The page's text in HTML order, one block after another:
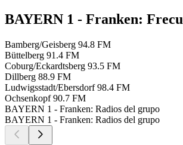
BAYERN 1 - Franken:
Bamberg/Geisberg 94.8 FM
Büttelberg 91.4 FM
Coburg/Eckardtsberg 93.5 FM
Dillberg 88.9 FM
Ludwigsstadt/Ebersdorf 98.4 FM
Ochsenkopf 90.7 FM
BAYERN 1 - Franken: Radios del grupo
BAYERN 1 - Franken: Radios del grupo